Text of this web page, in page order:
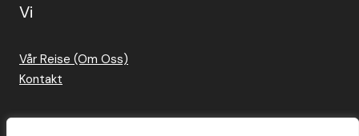
Vi
Vår Reise (Om Oss)
Kontakt